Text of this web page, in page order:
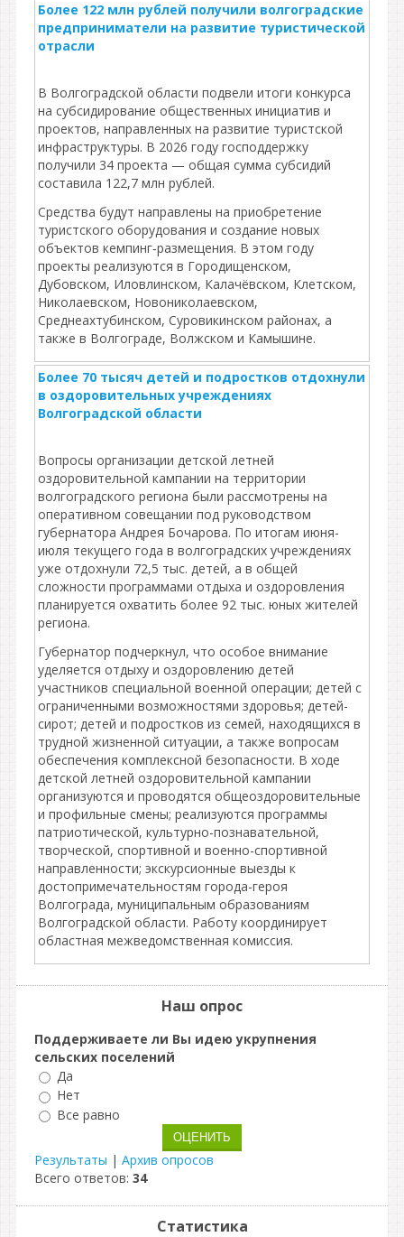
Более 122 млн рублей получили волгоградские
предприниматели на развитие туристической
отрасли
В Волгоградской области подвели итоги конкурса
на субсидирование общественных инициатив и
проектов, направленных на развитие туристской
инфраструктуры. В 2026 году господдержку
получили 34 проекта — общая сумма субсидий
составила 122,7 млн рублей.
Средства будут направлены на приобретение
туристского оборудования и создание новых
объектов кемпинг‑размещения. В этом году
проекты реализуются в Городищенском,
Дубовском, Иловлинском, Калачёвском, Клетском,
Николаевском, Новониколаевском,
Среднеахтубинском, Суровикинском районах, а
также в Волгограде, Волжском и Камышине.
Более 70 тысяч детей и подростков отдохнули
в оздоровительных учреждениях
Волгоградской области
Вопросы организации детской летней
оздоровительной кампании на территории
волгоградского региона были рассмотрены на
оперативном совещании под руководством
губернатора Андрея Бочарова. По итогам июня-
июля текущего года в волгоградских учреждениях
уже отдохнули 72,5 тыс. детей, а в общей
сложности программами отдыха и оздоровления
планируется охватить более 92 тыс. юных жителей
региона.
Губернатор подчеркнул, что особое внимание
уделяется отдыху и оздоровлению детей
участников специальной военной операции; детей с
ограниченными возможностями здоровья; детей-
сирот; детей и подростков из семей, находящихся в
трудной жизненной ситуации, а также вопросам
обеспечения комплексной безопасности. В ходе
детской летней оздоровительной кампании
организуются и проводятся общеоздоровительные
и профильные смены; реализуются программы
патриотической, культурно-познавательной,
творческой, спортивной и военно-спортивной
направленности; экскурсионные выезды к
достопримечательностям города-героя
Волгограда, муниципальным образованиям
Волгоградской области. Работу координирует
областная межведомственная комиссия.
Наш опрос
Поддерживаете ли Вы идею укрупнения
сельских поселений
Да
Нет
Все равно
Результаты | Архив опросов
Всего ответов: 34
Статистика